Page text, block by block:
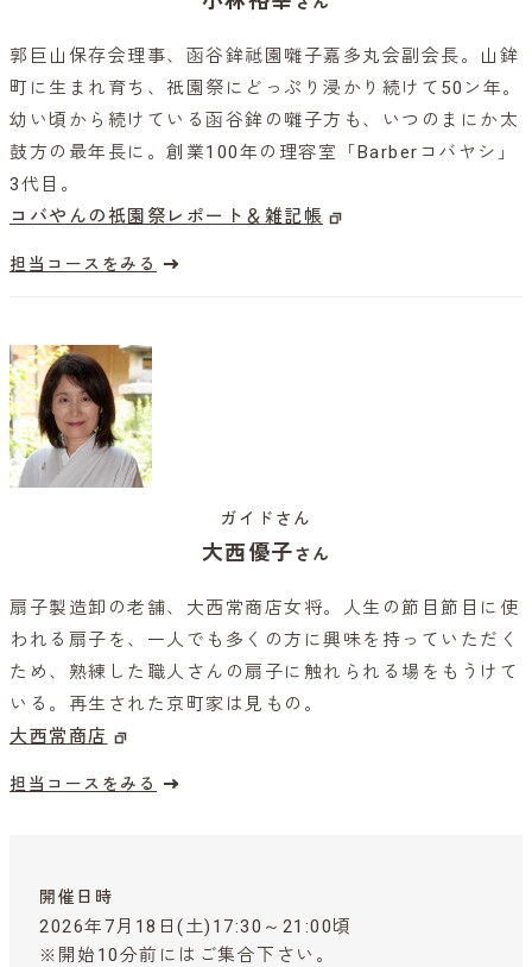
郭巨山保存会理事、函谷鉾祗園囃子嘉多丸会副会長。山鉾
町に生まれ育ち、祇園祭にどっぷり浸かり続けて50ン年。
幼い頃から続けている函谷鉾の囃子方も、いつのまにか太
鼓方の最年長に。創業100年の理容室「Barberコバヤシ」
3代目。
コバやんの祇園祭レポート＆雑記帳
担当コースをみる
ガイドさん
大西優子さん
扇子製造卸の老舗、大西常商店女将。人生の節目節目に使
われる扇子を、一人でも多くの方に興味を持っていただく
ため、熟練した職人さんの扇子に触れられる場をもうけて
いる。再生された京町家は見もの。
大西常商店
担当コースをみる
開催日時
2026年7月18日(土)17:30～21:00頃
※開始10分前にはご集合下さい。